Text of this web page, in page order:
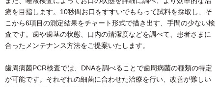
療を目指します。10秒間お口をすすいでもらって試料を採取し、そ
こから6項目の測定結果をチャート形式で描き出す、手間の少ない検
査です。歯や歯茎の状態、口内の清潔度などを調べて、患者さまに
合ったメンテナンス方法をご提案いたします。
歯周病菌PCR検査では、DNAを調べることで歯周病菌の種類の特定
が可能です。それぞれの細菌に合わせた治療を行い、改善が難しい